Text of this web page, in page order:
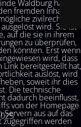
Waldburg hat bei
fremden Inhalt
zivilrechtliche
wird. Sie ist
auf die sie in ihrem
zu überprüfen,
könnten. Erst wenn
wird, dass
Link bereitgestellt hat,
auslöst, wird
soweit ihr dies
Die technische
dadurch beeinflusst,
von der Homepage
aus auf das
zugegriffen werden